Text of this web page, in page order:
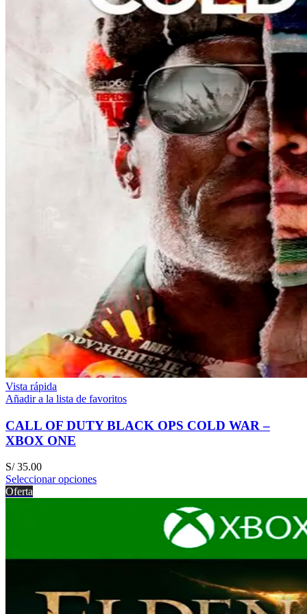
Vista rápida
Añadir a la lista de favoritos
CALL OF DUTY BLACK OPS COLD WAR –
XBOX ONE
S/35.00
Seleccionar opciones
Oferta